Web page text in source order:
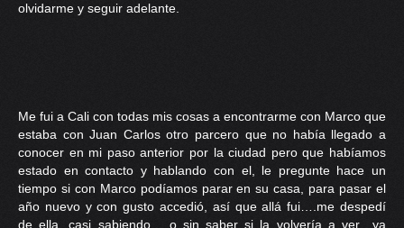
olvidarme y seguir adelante.
Me fui a Cali con todas mis cosas a encontrarme con Marco que
estaba con Juan Carlos otro parcero que no había llegado a
conocer en mi paso anterior por la ciudad pero que habíamos
estado en contacto y hablando con el, le pregunte hace un
tiempo si con Marco podíamos parar en su casa, para pasar el
año nuevo y con gusto accedió, así que allá fui….me despedí
de ella, casi sabiendo… o sin saber si la volvería a ver…ya